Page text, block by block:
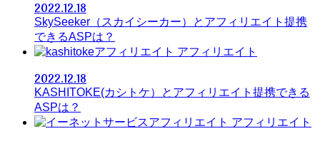
2022.12.18
SkySeeker（スカイシーカー）とアフィリエイト提携
できるASPは？
アフィリエイト
2022.12.18
KASHITOKE(カシトケ）とアフィリエイト提携できる
ASPは？
アフィリエイト